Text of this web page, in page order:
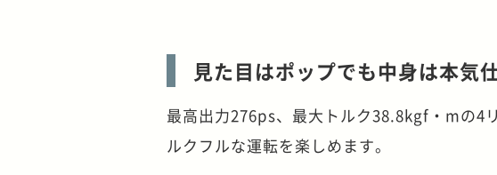
見た目はポップでも中身は本気
最高出力276ps、最大トルク38.8kgf・mの4
ルクフルな運転を楽しめます。